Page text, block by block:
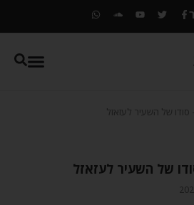
של השעיר לעזאזל
של השעיר לעזאזל